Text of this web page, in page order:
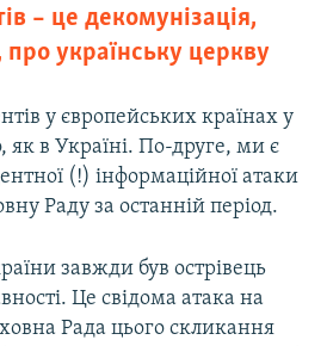
– це декомунізація,
українську церкву
у європейських країнах у
як в Україні. По-друге, ми є
(!) інформаційної атаки
Раду за останній період.
завжди був острівець
Це свідома атака на
Рада цього скликання